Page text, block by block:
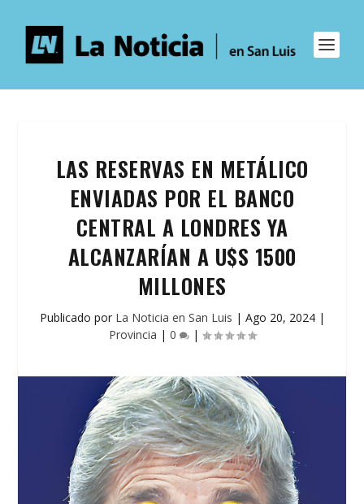
LAS RESERVAS EN METÁLICO
ENVIADAS POR EL BANCO
CENTRAL A LONDRES YA
ALCANZARÍAN A U$S 1500
MILLONES
Publicado por La Noticia en San Luis | Ago 20, 2024|
Provincia | 0 |